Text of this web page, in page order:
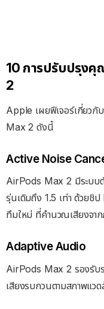
10 การปรับปรุงคุ
2
Apple เผยฟีเจอร์เกี่ยวกั
Max 2 ดังนี้
Active Noise
AirPods Max 2 มีระบบ
รุ่นเดิมถึง 1.5 เท่า ด้วยชิ
ทึมใหม่ ที่คำนวณเสียงจา
Adaptive Audio
AirPods Max 2 รองรับ
เสียงรบกวนตามสภาพแว